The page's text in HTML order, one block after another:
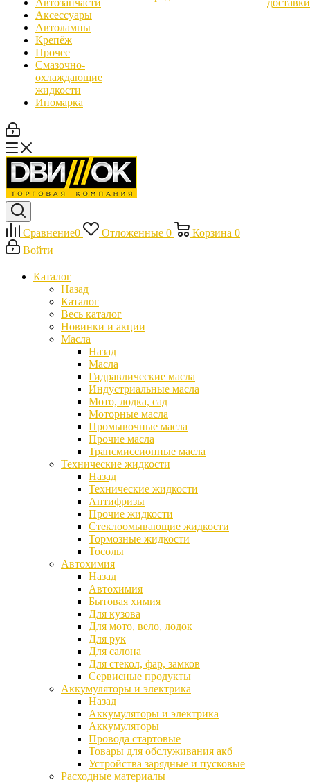
Автозапчасти
Аксессуары
Автолампы
Крепёж
Прочее
Смазочно-
охлаждающие
жидкости
Иномарка
доставки
Сравнение0 Отложенные 0 Корзина 0
Войти
Каталог
Назад
Каталог
Весь каталог
Новинки и акции
Масла
Назад
Масла
Гидравлические масла
Индустриальные масла
Мото, лодка, сад
Моторные масла
Промывочные масла
Прочие масла
Трансмиссионные масла
Технические жидкости
Назад
Технические жидкости
Антифризы
Прочие жидкости
Стеклоомывающие жидкости
Тормозные жидкости
Тосолы
Автохимия
Назад
Автохимия
Бытовая химия
Для кузова
Для мото, вело, лодок
Для рук
Для салона
Для стекол, фар, замков
Сервисные продукты
Аккумуляторы и электрика
Назад
Аккумуляторы и электрика
Аккумуляторы
Провода стартовые
Товары для обслуживания акб
Устройства зарядные и пусковые
Расходные материалы